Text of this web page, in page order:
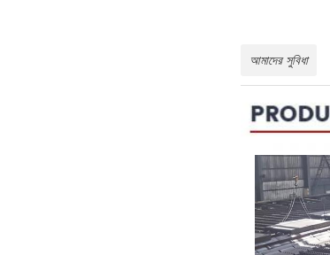
মাত্রা দ্বারা
প্রান্ত বেধ দিয়ে
পাশের দৈর্ঘ্য ৫